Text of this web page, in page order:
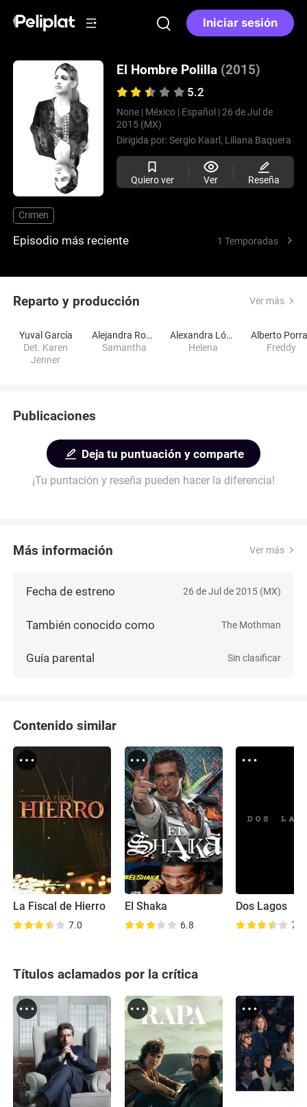
Iniciar sesión
El Hombre Polilla (2015)
5.2
None | México | Español | 26 de Jul de
2015 (MX)
Dirigida por:Sergio Kaarl, Liliana Baquera
Quiero ver Ver Reseña
Crimen
Episodio más reciente 1 Temporadas
Reparto y producción Ver más
Yuval García
Det. Karen
Jenner
Alejandra Rodríguez
Samantha
Alexandra López
Helena
Alberto
Freddy
Publicaciones
Deja tu puntuación y comparte
¡Tu puntación y reseña pueden hacer la diferencia!
Más información Ver más
Fecha de estreno 26 de Jul de 2015 (MX)
También conocido como The Mothman
Guía parental Sin clasificar
Contenido similar
La Fiscal de Hierro
7.0
El Shaka
6.8
Dos Lagos
7.9
Títulos aclamados por la crítica